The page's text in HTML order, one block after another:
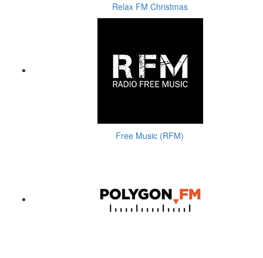
Relax FM Christmas
Free Music (RFM)